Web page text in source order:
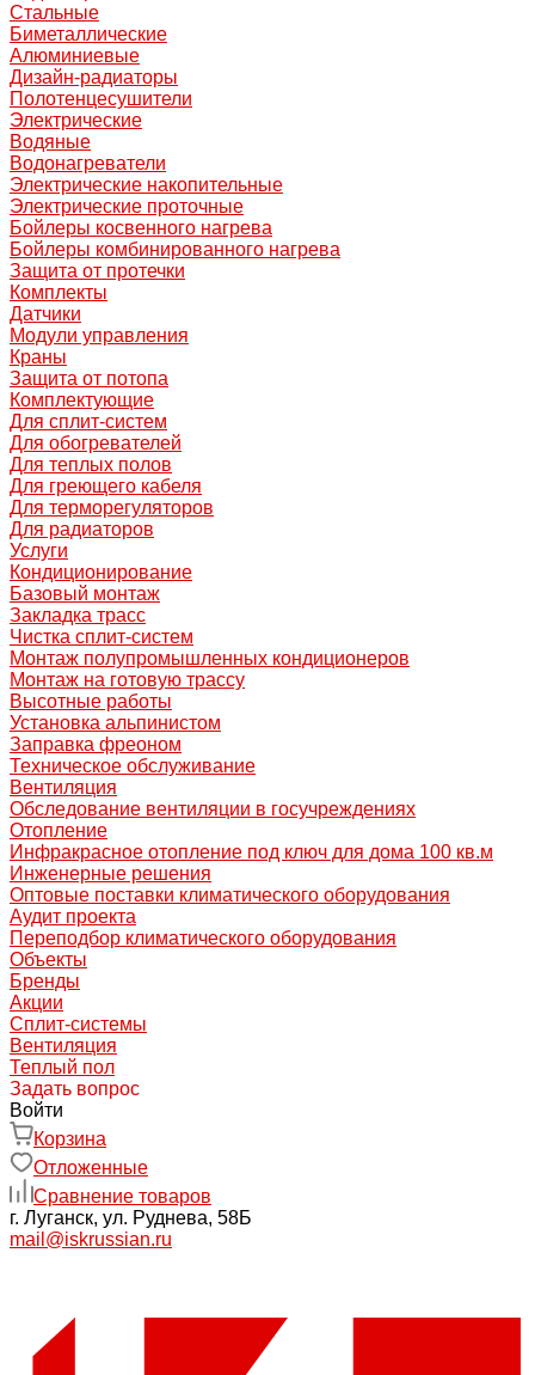
Стальные
Биметаллические
Алюминиевые
Дизайн-радиаторы
Полотенцесушители
Электрические
Водяные
Водонагреватели
Электрические накопительные
Электрические проточные
Бойлеры косвенного нагрева
Бойлеры комбинированного нагрева
Защита от протечки
Комплекты
Датчики
Модули управления
Краны
Защита от потопа
Комплектующие
Для сплит-систем
Для обогревателей
Для теплых полов
Для греющего кабеля
Для терморегуляторов
Для радиаторов
Услуги
Кондиционирование
Базовый монтаж
Закладка трасс
Чистка сплит-систем
Монтаж полупромышленных кондиционеров
Монтаж на готовую трассу
Высотные работы
Установка альпинистом
Заправка фреоном
Техническое обслуживание
Вентиляция
Обследование вентиляции в госучреждениях
Отопление
Инфракрасное отопление под ключ для дома 100 кв.м
Инженерные решения
Оптовые поставки климатического оборудования
Аудит проекта
Переподбор климатического оборудования
Объекты
Бренды
Акции
Сплит-системы
Вентиляция
Теплый пол
Задать вопрос
Войти
Корзина
Отложенные
Сравнение товаров
г. Луганск, ул. Руднева, 58Б
mail@iskrussian.ru